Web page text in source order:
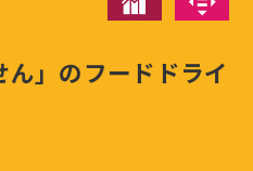
ん」のフードドライ